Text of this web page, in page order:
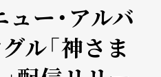
ー・アルバ
ル「神さま